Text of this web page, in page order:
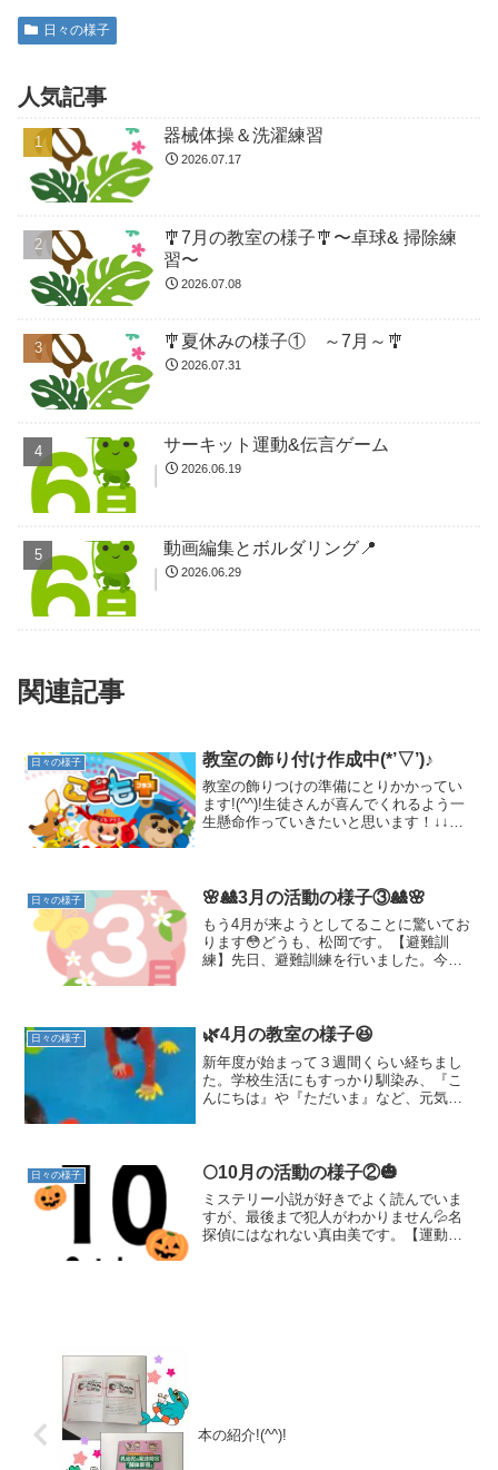
日々の様子
人気記事
器械体操＆洗濯練習
2026.07.17
🎐7月の教室の様子🎐〜卓球& 掃除練
習〜
2026.07.08
🎐夏休みの様子① ～7月～🎐
2026.07.31
サーキット運動&伝言ゲーム
2026.06.19
動画編集とボルダリング📍
2026.06.29
関連記事
日々の様子 教室の飾り付け作成中(*’▽’)♪
教室の飾りつけの準備にとりかかってい
ます!(^^)!生徒さんが喜んでくれるよう一
生懸命作っていきたいと思います！↓↓こ
日々の様子 🌸🎎3月の活動の様子③🎎🌸
もう4月が来ようとしてることに驚いてお
ります😳どうも、松岡です。【避難訓
練】先日、避難訓練を行いました。今回
足を開いて倒れないように...
日々の様子 🌿4月の教室の様子😆
新年度が始まって３週間くらい経ちまし
た。学校生活にもすっかり馴染み、『こ
んにちは』や『ただいま』など、元気に
１，２年生も意欲的...
日々の様子 🌕10月の活動の様子②🎃
ミステリー小説が好きでよく読んでいま
すが、最後まで犯人がわかりません💦名
探偵にはなれない真由美です。【運動活
本の紹介!(^^)!